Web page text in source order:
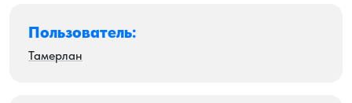
Пользователь:
Тамерлан